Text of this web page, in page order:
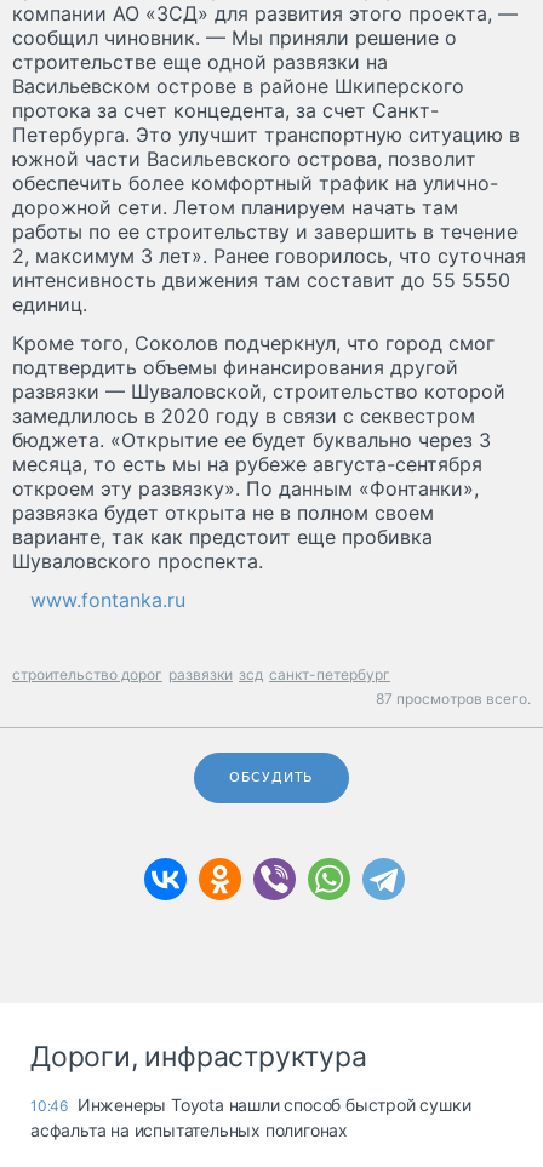
компании АО «ЗСД» для развития этого проекта, —
сообщил чиновник. — Мы приняли решение о
строительстве еще одной развязки на
Васильевском острове в районе Шкиперского
протока за счет концедента, за счет Санкт-
Петербурга. Это улучшит транспортную ситуацию в
южной части Васильевского острова, позволит
обеспечить более комфортный трафик на улично-
дорожной сети. Летом планируем начать там
работы по ее строительству и завершить в течение
2, максимум 3 лет». Ранее говорилось, что суточная
интенсивность движения там составит до 55 5550
единиц.
Кроме того, Соколов подчеркнул, что город смог
подтвердить объемы финансирования другой
развязки — Шуваловской, строительство которой
замедлилось в 2020 году в связи с секвестром
бюджета. «Открытие ее будет буквально через 3
месяца, то есть мы на рубеже августа-сентября
откроем эту развязку». По данным «Фонтанки»,
развязка будет открыта не в полном своем
варианте, так как предстоит еще пробивка
Шуваловского проспекта.
www.fontanka.ru
строительство дорог развязки зсд санкт-петербург
87 просмотров всего.
ОБСУДИТЬ
Дороги, инфраструктура
10:46 Инженеры Toyota нашли способ быстрой сушки
асфальта на испытательных полигонах